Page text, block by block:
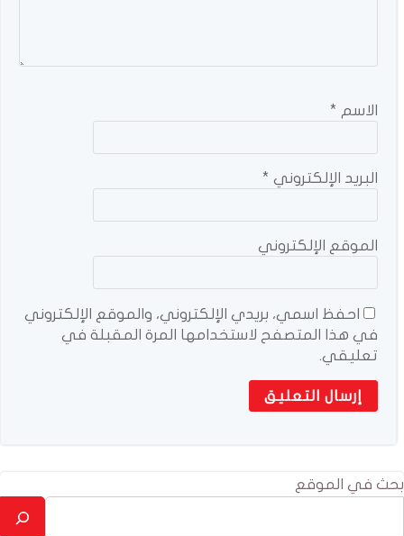
الاسم *
البريد الإلكتروني *
الموقع الإلكتروني
احفظ اسمي، بريدي الإلكتروني، والموقع الإلكتروني
في هذا المتصفح لاستخدامها المرة المقبلة في
تعليقي.
بحث في الموقع